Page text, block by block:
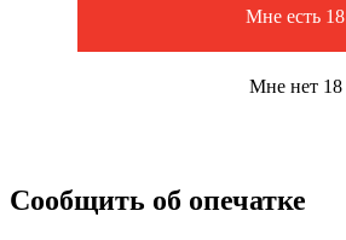
Мне есть 18
Мне нет 18
Сообщить об опечатке